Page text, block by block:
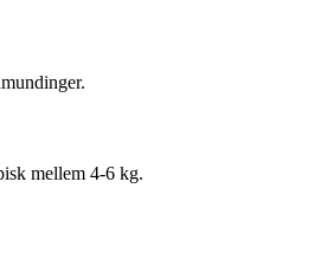
mellem 4-6 kg.